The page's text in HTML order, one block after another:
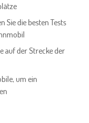
Sie die besten Tests
auf der Strecke der
um ein